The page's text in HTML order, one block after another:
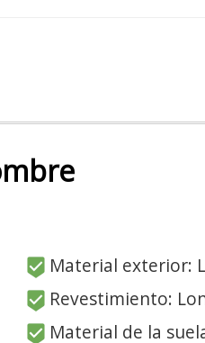
Material exterior:
Revestimiento:
Material de la